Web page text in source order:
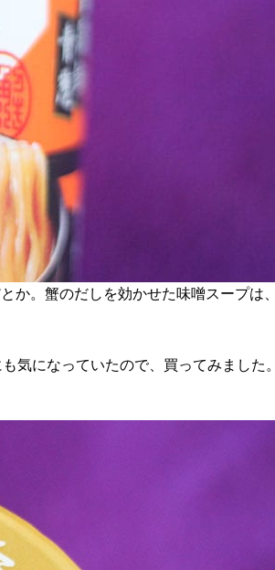
か。蟹のだしを効かせた味噌スープは
気になっていたので、買ってみました。